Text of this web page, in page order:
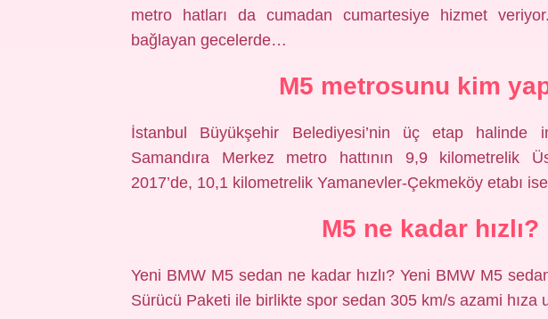
metro hatları da cumadan cumartesiye hizmet
bağlayan gecelerde…
M5 metrosunu kim
İstanbul Büyükşehir Belediyesi’nin üç etap halinde
Samandıra Merkez metro hattının 9,9 kilometrelik
2017’de, 10,1 kilometrelik Yamanevler-Çekmeköy etabı ise
M5 ne kadar hızlı?
Yeni BMW M5 sedan ne kadar hızlı? Yeni BMW M5
Sürücü Paketi ile birlikte spor sedan 305 km/s azami hıza